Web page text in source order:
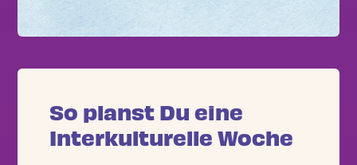
So planst Du eine
Interkulturelle Woche